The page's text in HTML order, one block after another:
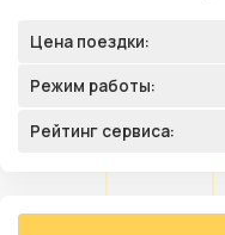
Цена поездки:
Режим работы:
Рейтинг сервиса: